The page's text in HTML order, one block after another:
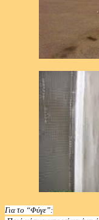
Για το “Φύγε”: